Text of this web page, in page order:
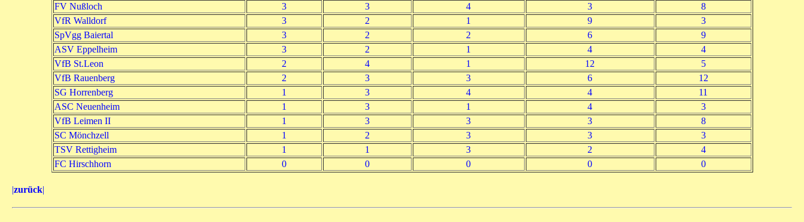
FV Nußloch
3 3 4 3
8
VfR Walldorf
3 2 1 9
3
SpVgg Baiertal
3 2 2 6
9
ASV Eppelheim
3 2 1 4
4
VfB St.Leon
2 4 1 12
5
VfB Rauenberg
2 3 3 6
12
SG Horrenberg
1 3 4 4
11
ASC Neuenheim
1 3 1 4
3
VfB Leimen II
1 3 3 3
8
SC Mönchzell
1 2 3 3
3
TSV Rettigheim
1 1 3 2
4
FC Hirschhorn
0 0 0 0 0
|zurück|